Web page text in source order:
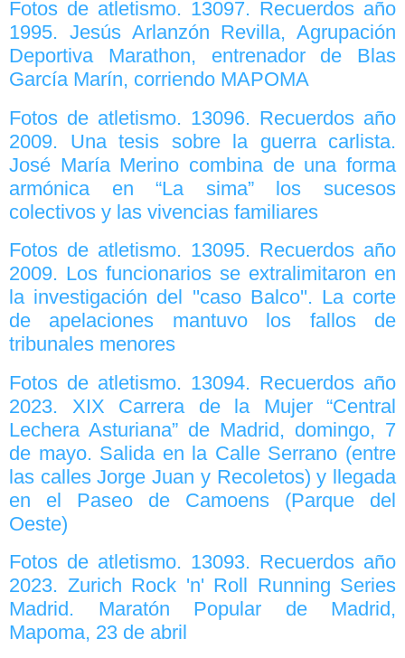
Fotos de atletismo. 13097. Recuerdos año
1995. Jesús Arlanzón Revilla, Agrupación
Deportiva Marathon, entrenador de Blas
García Marín, corriendo MAPOMA
Fotos de atletismo. 13096. Recuerdos año
2009. Una tesis sobre la guerra carlista.
José María Merino combina de una forma
armónica en “La sima” los sucesos
colectivos y las vivencias familiares
Fotos de atletismo. 13095. Recuerdos año
2009. Los funcionarios se extralimitaron en
la investigación del ''caso Balco''. La corte
de apelaciones mantuvo los fallos de
tribunales menores
Fotos de atletismo. 13094. Recuerdos año
2023. XIX Carrera de la Mujer “Central
Lechera Asturiana” de Madrid, domingo, 7
de mayo. Salida en la Calle Serrano (entre
las calles Jorge Juan y Recoletos) y llegada
en el Paseo de Camoens (Parque del
Oeste)
Fotos de atletismo. 13093. Recuerdos año
2023. Zurich Rock 'n' Roll Running Series
Madrid. Maratón Popular de Madrid,
Mapoma, 23 de abril